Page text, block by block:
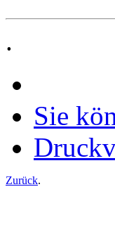
.
Sie
Zurück.